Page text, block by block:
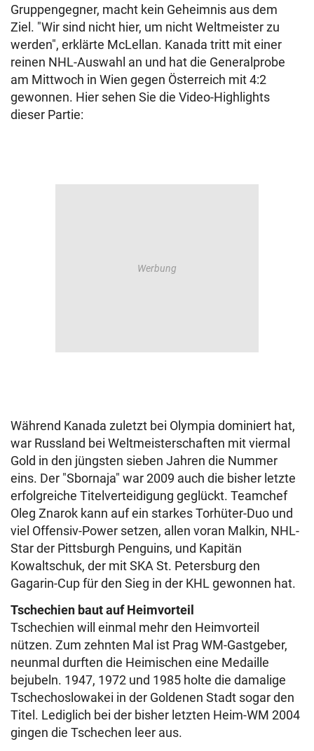
Gruppengegner, macht kein Geheimnis aus dem
Ziel. "Wir sind nicht hier, um nicht Weltmeister zu
werden", erklärte McLellan. Kanada tritt mit einer
reinen NHL-Auswahl an und hat die Generalprobe
am Mittwoch in Wien gegen Österreich mit 4:2
gewonnen. Hier sehen Sie die Video-Highlights
dieser Partie:
Während Kanada zuletzt bei Olympia dominiert hat,
war Russland bei Weltmeisterschaften mit viermal
Gold in den jüngsten sieben Jahren die Nummer
eins. Der "Sbornaja" war 2009 auch die bisher letzte
erfolgreiche Titelverteidigung geglückt. Teamchef
Oleg Znarok kann auf ein starkes Torhüter-Duo und
viel Offensiv-Power setzen, allen voran Malkin, NHL-
Star der Pittsburgh Penguins, und Kapitän
Kowaltschuk, der mit SKA St. Petersburg den
Gagarin-Cup für den Sieg in der KHL gewonnen hat.
Tschechien baut auf Heimvorteil
Tschechien will einmal mehr den Heimvorteil
nützen. Zum zehnten Mal ist Prag WM-Gastgeber,
neunmal durften die Heimischen eine Medaille
bejubeln. 1947, 1972 und 1985 holte die damalige
Tschechoslowakei in der Goldenen Stadt sogar den
Titel. Lediglich bei der bisher letzten Heim-WM 2004
gingen die Tschechen leer aus.